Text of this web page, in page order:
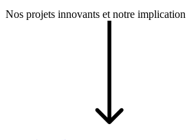
Nos projets innovants et notre